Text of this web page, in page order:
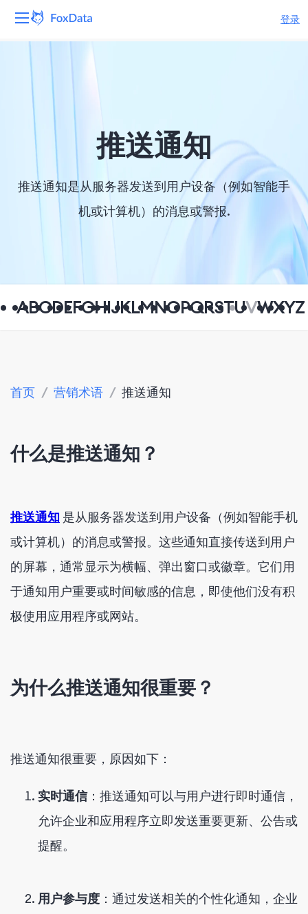
登录
产品
解决方案 推送通知
推送通知是从服务器发送到用户设备（例如智能手
机或计算机）的消息或警报.
ABCDEFGHIJKLMNOPQRSTUVWXYZ
首页 / 营销术语 / 推送通知
什么是推送通知？
推送通知 是从服务器发送到用户设备（例如智能手机
或计算机）的消息或警报。这些通知直接传送到用户
的屏幕，通常显示为横幅、弹出窗口或徽章。它们用
于通知用户重要或时间敏感的信息，即使他们没有积
极使用应用程序或网站。
为什么推送通知很重要？
推送通知很重要，原因如下：
实时通信：推送通知可以与用户进行即时通信，
允许企业和应用程序立即发送重要更新、公告或
提醒。
用户参与度 ：通过发送相关的个性化通知，企业